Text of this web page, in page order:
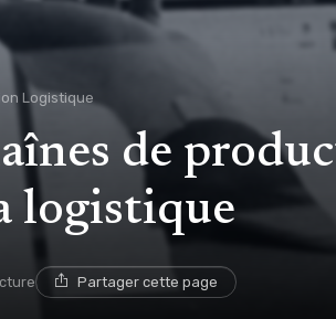
Logistique
de
logistique
Partager cette page